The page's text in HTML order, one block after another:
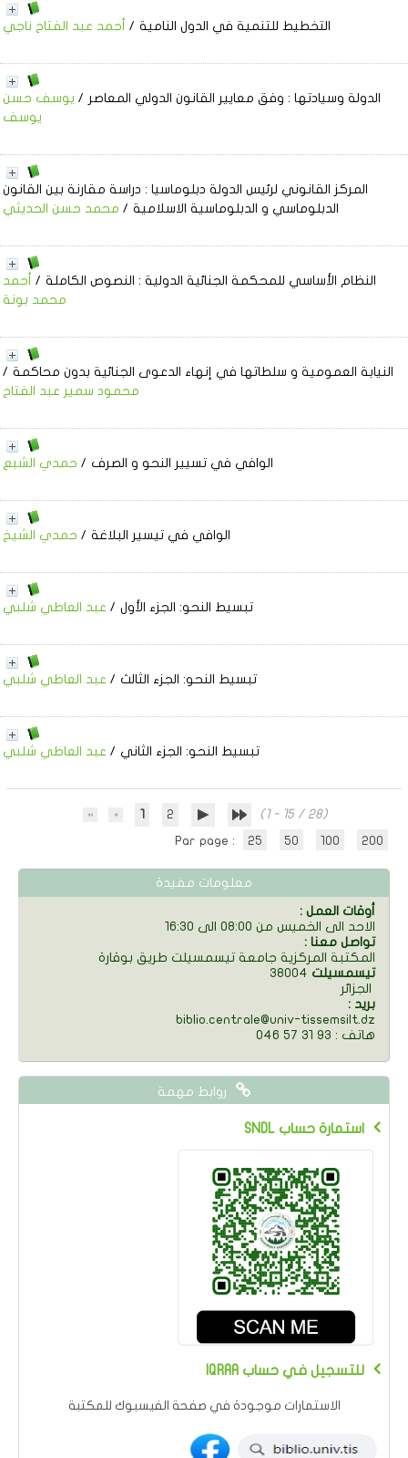
التخطيط للتنمية في الدول النامية / أحمد عبد الفتاح ناجي
الدولة وسيادتها : وفق معايير القانون الدولي المعاصر / يوسف حسن
يوسف
المركز القانوني لرئيس الدولة دبلوماسيا : دراسة مقارنة بين القانون
الدبلوماسي و الدبلوماسية الاسلامية / محمد حسن الحديثي
النظام الأساسي للمحكمة الجنائية الدولية : النصوص الكاملة / أحمد
محمد بونة
النيابة العمومية و سلطاتها في إنهاء الدعوى الجنائية بدون محاكمة /
محمود سمير عبد الفتاح
الوافي في تسيير النحو و الصرف / حمدي الشبع
الوافي في تيسير البلاغة / حمدي الشيخ
تبسيط النحو: الجزء الأول / عبد العاطي شلبي
تبسيط النحو: الجزء الثالث / عبد العاطي شلبي
تبسيط النحو: الجزء الثاني / عبد العاطي شلبي
1 2
(1 - 15 / 28)
Par page :
25 50 100 200
معلومات مفيدة
: أوقات العمل
الاحد الى الخميس من 08:00 الى 16:30
: تواصل معنا
المكتبة المركزية جامعة تيسمسيلت طريق بوقارة
38004 تيسمسيلت
: بريد
biblio.centrale@univ-tissemsilt.dz
046 57 31 93 : هاتف
روابط مهمة
SNDL استمارة حساب
IQRAA للتسجيل في حساب
الاستمارات موجودة في صفحة الفيسبوك للمكتبة